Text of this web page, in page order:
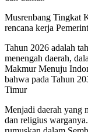
Musrenbang Tingkat
rencana kerja
Tahun 2026 adalah
menengah daerah,
Makmur Menuju
bahwa pada Tahun
Timur
Menjadi daerah yang
dan religius